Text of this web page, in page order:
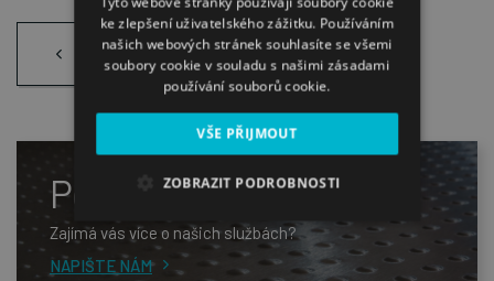
PŘEDCHOZÍ
REFERENCE
Poptávka
Zajímá vás více o našich službách?
NAPIŠTE NÁM
ke zlepšení uživatelského zážitku. Používáním
našich webových stránek souhlasíte se všemi
soubory cookie v souladu s našimi zásadami
používání souborů cookie.
VŠE PŘIJMOUT
ZOBRAZIT PODROBNOSTI